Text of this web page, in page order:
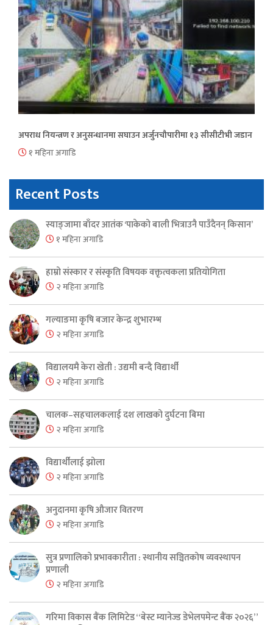
अपराध नियन्त्रण र अनुसन्धानमा सघाउन अर्जुनचौपारीमा १३ सीसीटीभी जडान
१ महिना अगाडि
Recent Posts
स्याङ्जामा बाँदर आतंक ‘पाकेको बाली भित्राउनै पाउँदैनन् किसान’
१ महिना अगाडि
हाम्रो संस्कार र संस्कृति विषयक वक्तृत्वकला प्रतियोगिता
२ महिना अगाडि
गल्याङमा कृषि बजार केन्द्र शुभारम्भ
२ महिना अगाडि
विद्यालयमै केरा खेती : उद्यमी बन्दै विद्यार्थी
२ महिना अगाडि
चालक–सहचालकलाई दश लाखको दुर्घटना बिमा
२ महिना अगाडि
विद्यार्थीलाई झोला
२ महिना अगाडि
अनुदानमा कृषि औजार वितरण
२ महिना अगाडि
सुत्र प्रणालिको प्रभावकारीता : स्थानीय सञ्चितकोष व्यवस्थापन
प्रणाली
२ महिना अगाडि
गरिमा विकास बैंक लिमिटेड “बेस्ट म्यानेज्ड डेभेलपमेन्ट बैंक २०२६”